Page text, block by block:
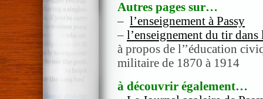
Autres pages sur…
– l’enseignement à Passy
– l’enseignement du tir dans
à propos de l’’éducation
militaire de 1870 à 1914
à découvrir également…